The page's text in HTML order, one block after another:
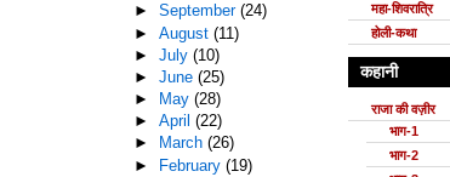
► September (24)
► August (11)
► July (10)
► June (25)
►
May (28)
► April (22)
►
March (26)
► February (19)
महा-शिवरात्रि
होली-कथा
कहानी
राजा की वज़ीर
भाग-1
भाग-2